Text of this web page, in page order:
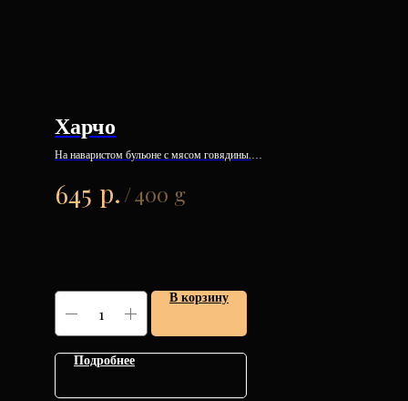
Харчо
На наваристом бульоне с мясом говядины.
645 р. /400 g
В корзину
Подробнее